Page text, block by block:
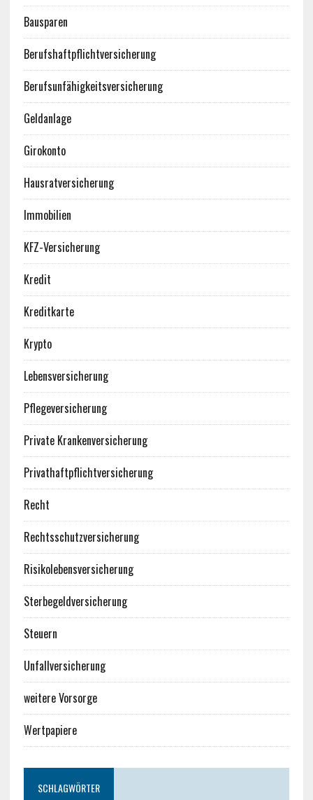
Bausparen
Berufshaftpflichtversicherung
Berufsunfähigkeitsversicherung
Geldanlage
Girokonto
Hausratversicherung
Immobilien
KFZ-Versicherung
Kredit
Kreditkarte
Krypto
Lebensversicherung
Pflegeversicherung
Private Krankenversicherung
Privathaftpflichtversicherung
Recht
Rechtsschutzversicherung
Risikolebensversicherung
Sterbegeldversicherung
Steuern
Unfallversicherung
weitere Vorsorge
Wertpapiere
SCHLAGWÖRTER